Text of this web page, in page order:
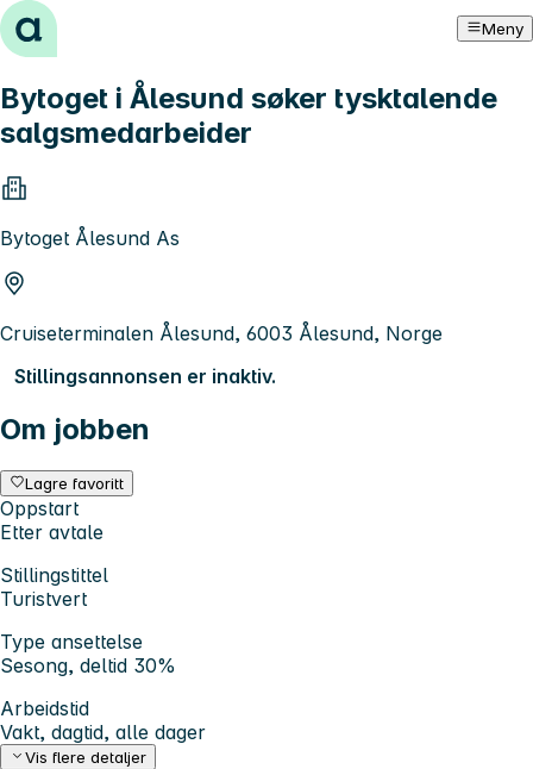
Hopp til innhold Meny
Bytoget i Ålesund søker tysktalende
salgsmedarbeider
Bytoget Ålesund As
Cruiseterminalen Ålesund, 6003 Ålesund, Norge
Stillingsannonsen er inaktiv.
Om jobben
Lagre favoritt
Oppstart
Etter avtale
Stillingstittel
Turistvert
Type ansettelse
Sesong, deltid 30%
Arbeidstid
Vakt, dagtid, alle dager
Vis flere detaljer